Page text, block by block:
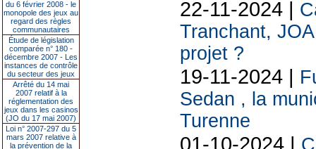
du 6 février 2008 - le
monopole des jeux au
regard des règles
communautaires
Étude de législation
comparée n° 180 -
décembre 2007 - Les
instances de contrôle
du secteur des jeux
Arrêté du 14 mai
2007 relatif à la
réglementation des
jeux dans les casinos
(JO du 17 mai 2007)
Loi n° 2007-297 du 5
mars 2007 relative à
la prévention de la
22-11-2024 |
Tranchant,
projet ?
19-11-2024 |
Sedan , la
Turenne
01-10-2024 |